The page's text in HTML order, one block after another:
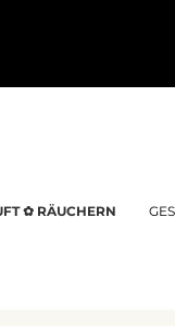
✿ RÄUCHERN